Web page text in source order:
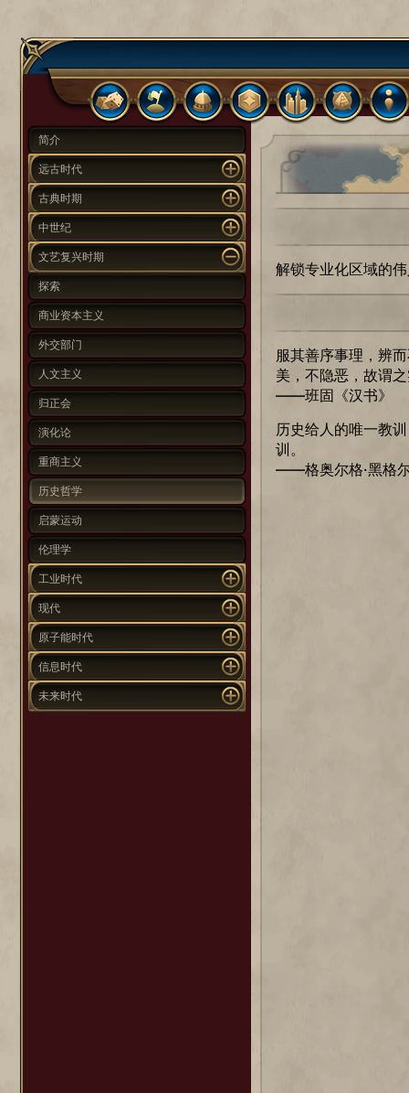
简介
远古时代
古典时期
中世纪
文艺复兴时期
探索
商业资本主义
外交部门
人文主义
归正会
演化论
重商主义
历史哲学
启蒙运动
伦理学
工业时代
现代
原子能时代
信息时代
未来时代
解锁专业化区域的
服其善序事理，辨
美，不隐恶，故谓
——班固《汉书》
历史给人的唯一教
训。
——格奥尔格·黑格